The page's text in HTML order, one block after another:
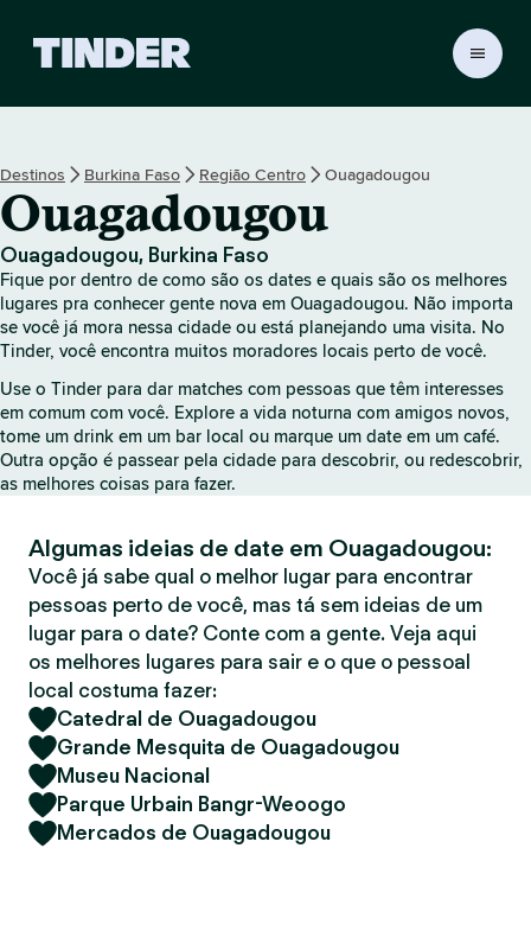
a
i
n
i
c
i
a
l
o
T
i
n
r
Destinos Burkina Faso Região Centro Ouagadougou
Ouagadougou
Ouagadougou, Burkina Faso
Fique por dentro de como são os dates e quais são os melhores
lugares pra conhecer gente nova em Ouagadougou. Não importa
se você já mora nessa cidade ou está planejando uma visita. No
Tinder, você encontra muitos moradores locais perto de você.
Use o Tinder para dar matches com pessoas que têm interesses
em comum com você. Explore a vida noturna com amigos novos,
tome um drink em um bar local ou marque um date em um café.
Outra opção é passear pela cidade para descobrir, ou redescobrir,
as melhores coisas para fazer.
Algumas ideias de date em Ouagadougou:
Você já sabe qual o melhor lugar para encontrar
pessoas perto de você, mas tá sem ideias de um
lugar para o date? Conte com a gente. Veja aqui
os melhores lugares para sair e o que o pessoal
local costuma fazer:
Catedral de Ouagadougou
Grande Mesquita de Ouagadougou
Museu Nacional
Parque Urbain Bangr-Weoogo
Mercados de Ouagadougou